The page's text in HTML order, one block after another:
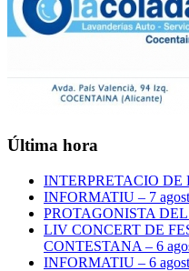
Última hora
INTERPRETACIO DE
INFORMATIU – 7
PROTAGONISTA DEL
LIV CONCERT DE
CONTESTANA – 6
INFORMATIU – 6